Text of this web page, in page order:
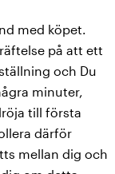
med köpet.
på att ett
och Du
minuter,
till första
därför
mellan dig och